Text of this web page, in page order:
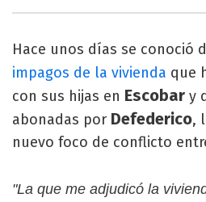
Hace unos días se conoció
impagos de la vivienda que
con sus hijas en Escobar y
abonadas por Defederico,
nuevo foco de conflicto
"La que me adjudicó la